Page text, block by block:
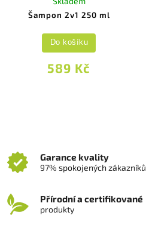
Šampon 2v1 250 ml
589 Kč
Do košíku
Garance kvality
97% spokojených zákazníků
Přírodní a certifikované
produkty